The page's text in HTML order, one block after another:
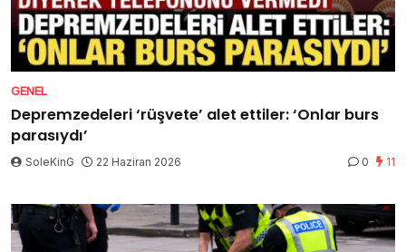
GENEL
Depremzedeleri ‘rüşvete’ alet ettiler: ‘Onlar burs
parasıydı’
SoleKinG 22 Haziran 2026 0 11